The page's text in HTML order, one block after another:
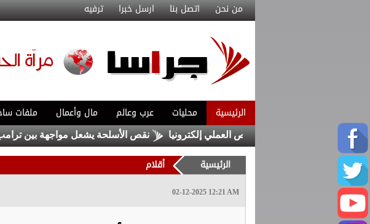
من نحن اتصل بنا ارسل خبرا ترفيه
الرئيسية محليات عرب وعالم مال وأعمال ملفات
خدمة حجز مواعيد الفحص العملي إلكترونيا نقص الأسلحة يشعل مواجهة بين ترامب و
الرئيسية أقلام
02-12-2025 12:21 AM